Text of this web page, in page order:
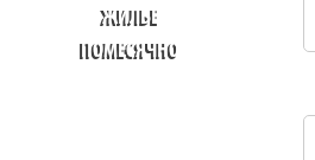
ЖИЛЬЕ
ПОМЕСЯЧНО